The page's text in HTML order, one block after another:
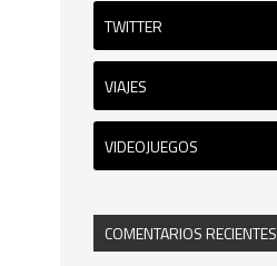
TWITTER
VIAJES
VIDEOJUEGOS
COMENTARIOS RECIENTES